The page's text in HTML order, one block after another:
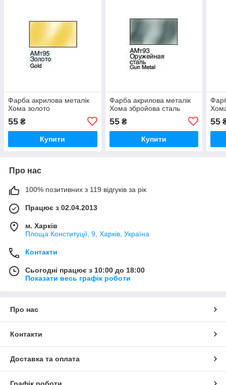
Фарба акрилова металік
Хома золото
55 ₴
Купити
Фарба акрилова металік
Хома збройова сталь
55₴
Купити
55
Про нас
100% позитивних з 119 відгуків за рік
Працює з 02.04.2013
м. Харків
Площа Конституції, 9, Харків, Україна
Контакти
Сьогодні працює з 10:00 до 18:00
Показати весь графік роботи
Про нас
Контакти
Доставка та оплата